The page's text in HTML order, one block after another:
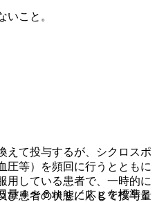
こと。
えて投与するが、シクロスポ
圧等）を頻回に行うとともに
用している患者で、一時的に
び患者の状態に応じて投与量
量４〜６ｍｇ／ｋｇを標準と